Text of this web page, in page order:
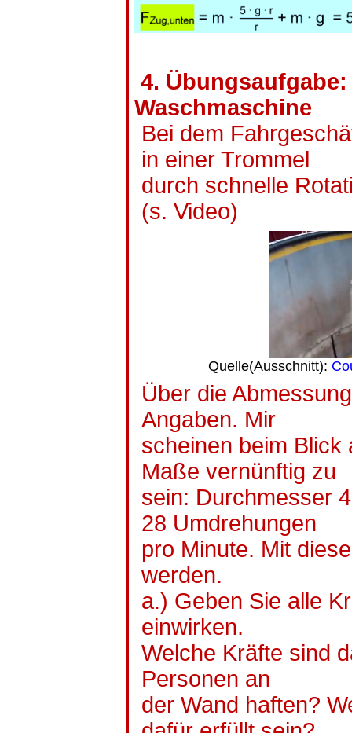
4.
Waschmaschine
Bei dem
in einer Trommel
durch schnelle
(s. Video)
Quelle(Ausschnitt):
Über die
Angaben. Mir
scheinen beim Blick
Maße vernünftig zu
sein: Durchmesser
28 Umdrehungen
pro Minute. Mit
werden.
a.) Geben Sie alle
einwirken.
Welche Kräfte sind
Personen an
der Wand haften?